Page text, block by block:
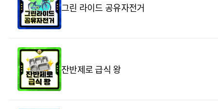
그린 라이드 공유자전거
잔반제로 급식 왕